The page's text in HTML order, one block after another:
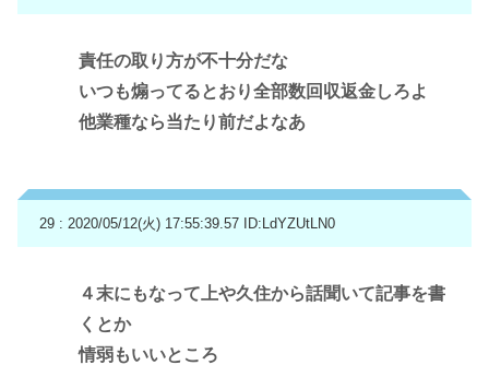
責任の取り方が不十分だな
いつも煽ってるとおり全部数回収返金しろよ
他業種なら当たり前だよなあ
29 : 2020/05/12(火) 17:55:39.57 ID:LdYZUtLN0
４末にもなって上や久住から話聞いて記事を書
くとか
情弱もいいところ